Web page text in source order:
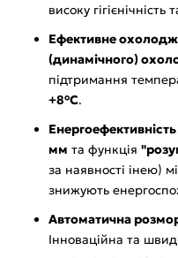
високу гігієнічність
Ефективне
(динамічного)
підтримання
+8°C.
Енергоефективність
мм та функція
за наявності інею)
знижують
Автоматична
Інноваційна та